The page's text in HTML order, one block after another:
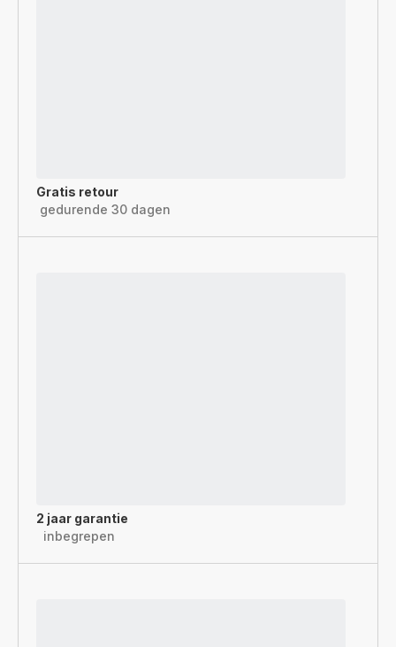
Gratis retour
gedurende 30 dagen
2 jaar garantie
inbegrepen